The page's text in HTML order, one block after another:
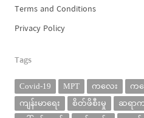
Terms and Conditions
Privacy Policy
Tags
Covid-19 MPT ကလေး က
ကျန်းမာရေး
စိတ်ဖိစီးမှု ဆရာ